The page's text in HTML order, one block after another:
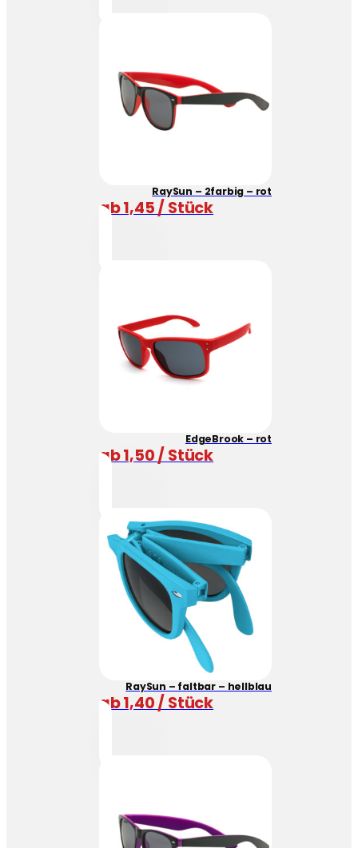
RaySun – 2farbig – rot
ab 1,45 / Stück
EdgeBrook – rot
ab 1,50 / Stück
RaySun – faltbar – hellblau
ab 1,40 / Stück